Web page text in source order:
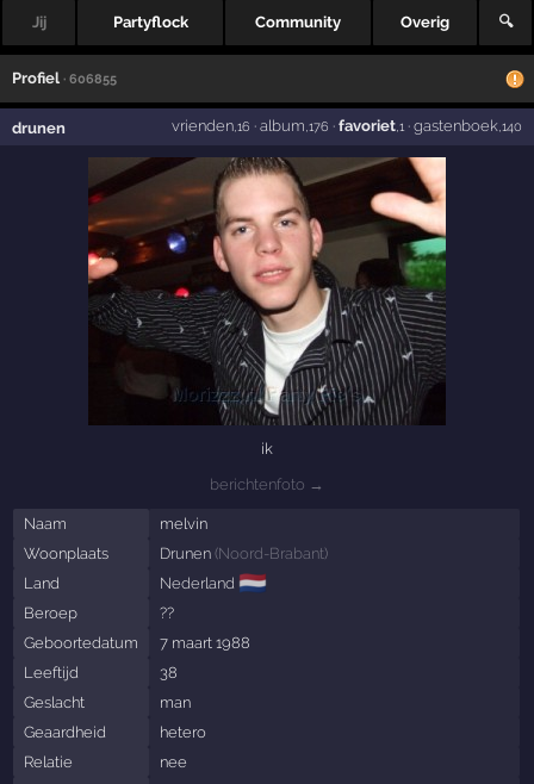
Jij Partyflock Community Overig 🔍
Profiel · 606855
drunen vrienden,16 · album ,176 · favoriet,1· gastenboek,140
ik
berichtenfoto →
Naam
melvin
Woonplaats
Drunen (Noord-Brabant)
Land
Nederland 🇳🇱
Beroep
??
Geboortedatum
7 maart 1988
Leeftijd
38
Geslacht
man
Geaardheid
hetero
Relatie
nee